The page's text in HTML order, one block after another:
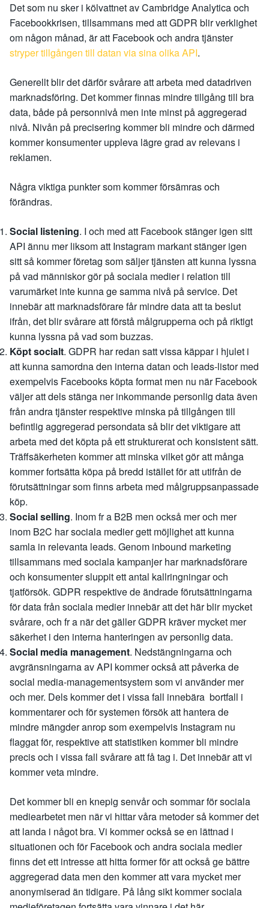
Det som nu sker i kölvattnet av Cambridge Analytica och
Facebookkrisen, tillsammans med att GDPR blir verklighet
om någon månad, är att Facebook och andra tjänster
stryper tillgången till datan via sina olika API.
Generellt blir det därför svårare att arbeta med datadriven
marknadsföring. Det kommer finnas mindre tillgång till bra
data, både på personnivå men inte minst på aggregerad
nivå. Nivån på precisering kommer bli mindre och därmed
kommer konsumenter uppleva lägre grad av relevans i
reklamen.
Några viktiga punkter som kommer försämras och
förändras.
Social listening. I och med att Facebook stänger igen sitt
API ännu mer liksom att Instagram markant stänger igen
sitt så kommer företag som säljer tjänsten att kunna lyssna
på vad människor gör på sociala medier i relation till
varumärket inte kunna ge samma nivå på service. Det
innebär att marknadsförare får mindre data att ta beslut
ifrån, det blir svårare att förstå målgrupperna och på riktigt
kunna lyssna på vad som buzzas.
Köpt socialt. GDPR har redan satt vissa käppar i hjulet i
att kunna samordna den interna datan och leads-listor med
exempelvis Facebooks köpta format men nu när Facebook
väljer att dels stänga ner inkommande personlig data även
från andra tjänster respektive minska på tillgången till
befintlig aggregerad persondata så blir det viktigare att
arbeta med det köpta på ett strukturerat och konsistent sätt.
Träffsäkerheten kommer att minska vilket gör att många
kommer fortsätta köpa på bredd istället för att utifrån de
förutsättningar som finns arbeta med målgruppsanpassade
köp.
Social selling. Inom fr a B2B men också mer och mer
inom B2C har sociala medier gett möjlighet att kunna
samla in relevanta leads. Genom inbound marketing
tillsammans med sociala kampanjer har marknadsförare
och konsumenter sluppit ett antal kallringningar och
tjatförsök. GDPR respektive de ändrade förutsättningarna
för data från sociala medier innebär att det här blir mycket
svårare, och fr a när det gäller GDPR kräver mycket mer
säkerhet i den interna hanteringen av personlig data.
Social media management. Nedstängningarna och
avgränsningarna av API kommer också att påverka de
social media-managementsystem som vi använder mer
och mer. Dels kommer det i vissa fall innebära bortfall i
kommentarer och för systemen försök att hantera de
mindre mängder anrop som exempelvis Instagram nu
flaggat för, respektive att statistiken kommer bli mindre
precis och i vissa fall svårare att få tag i. Det innebär att vi
kommer veta mindre.
Det kommer bli en knepig senvår och sommar för sociala
mediearbetet men när vi hittar våra metoder så kommer det
att landa i något bra. Vi kommer också se en lättnad i
situationen och för Facebook och andra sociala medier
finns det ett intresse att hitta former för att också ge bättre
aggregerad data men den kommer att vara mycket mer
anonymiserad än tidigare. På lång sikt kommer sociala